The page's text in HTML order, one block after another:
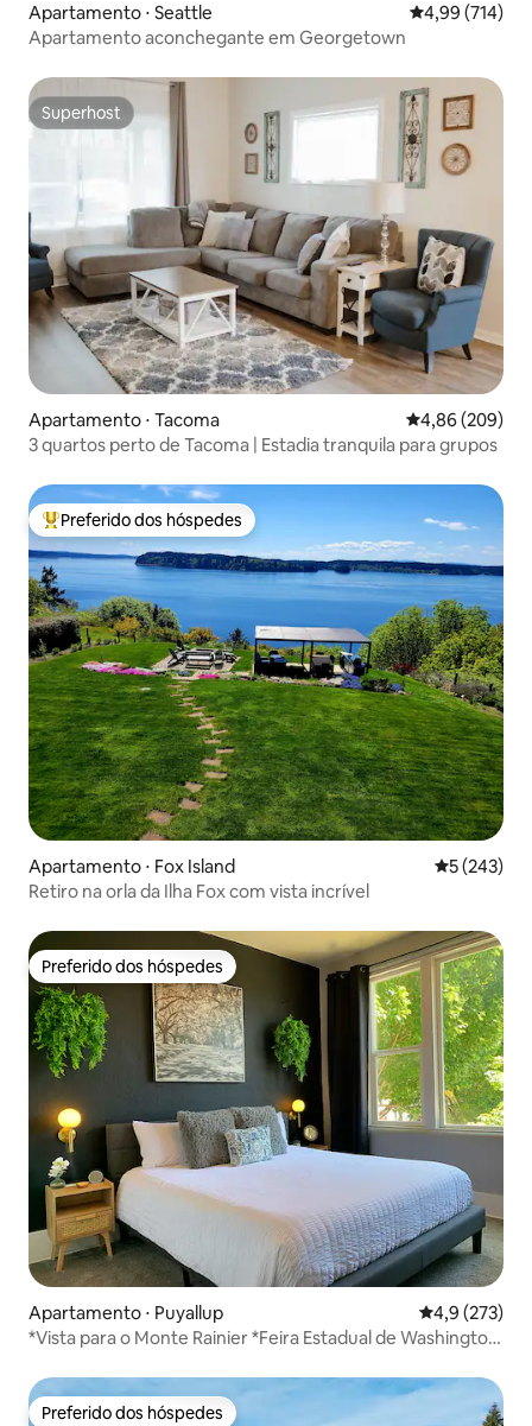
Apartamento ⋅ Seattle 4,99 de uma
4,99 (714)
Apartamento aconchegante em Georgetown
Superhost
Superhost
Apartamento ⋅ Tacoma 4,86 de uma
4,86 (209)
3 quartos perto de Tacoma | Estadia tranquila para grupos
Entre os melhores preferidos dos hóspedes
Preferido dos hóspedes
Apartamento ⋅ Fox Island 5 de uma
5 (243)
Retiro na orla da Ilha Fox com vista incrível
Preferido dos hóspedes
Preferido dos hóspedes
Apartamento ⋅ Puyallup 4,9 de uma
4,9 (273)
*Vista para o Monte Rainier *Feira Estadual de Washington
Preferido dos hóspedes